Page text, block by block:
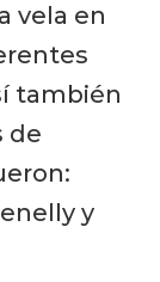
vela en
también
de
y